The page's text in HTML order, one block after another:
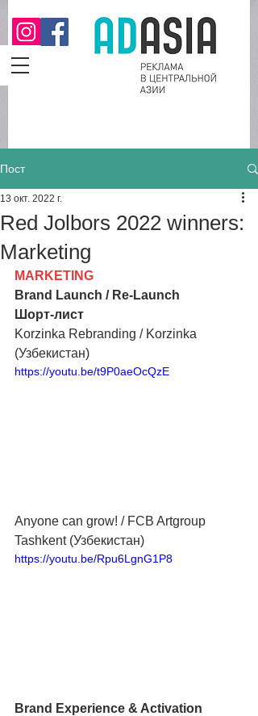
Пост
Red Jolbors 2022 winners:
Marketing
13 окт. 2022 г.
MARKETING
Brand Launch / Re-Launch
Шорт-лист
Korzinka Rebranding / Korzinka
(Узбекистан)
https://youtu.be/t9P0aeOcQzE
Anyone can grow! / FCB Artgroup
Tashkent (Узбекистан)
https://youtu.be/Rpu6LgnG1P8
Brand Experience & Activation